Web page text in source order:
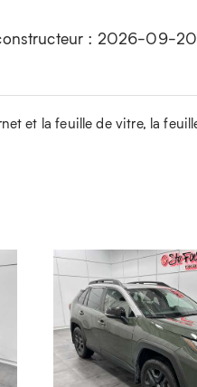
: 2026-09-20
et la feuille de vitre, la